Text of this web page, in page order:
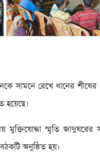
সামনে রেখে ধানের
হয়েছে।
মুক্তিযোদ্ধা স্মৃতি
অনুষ্ঠিত হয়।